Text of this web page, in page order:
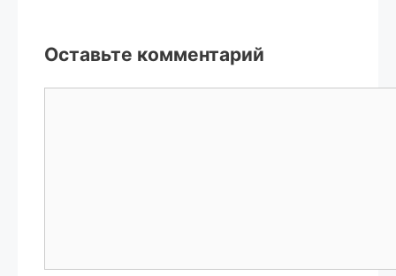
Оставьте комментарий